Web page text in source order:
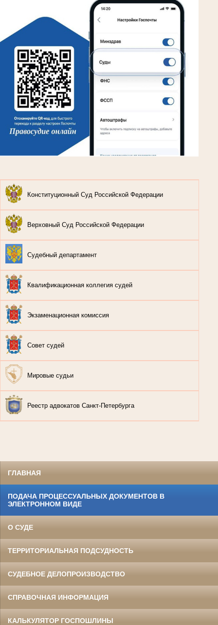
Конституционный Суд Российской Федерации
Верховный Суд Российской Федерации
Судебный департамент
Квалификационная коллегия судей
Экзаменационная комиссия
Совет судей
Мировые судьи
Реестр адвокатов Санкт-Петербурга
ГЛАВНАЯ
ПОДАЧА ПРОЦЕССУАЛЬНЫХ ДОКУМЕНТОВ В
ЭЛЕКТРОННОМ ВИДЕ
О СУДЕ
ТЕРРИТОРИАЛЬНАЯ ПОДСУДНОСТЬ
СУДЕБНОЕ ДЕЛОПРОИЗВОДСТВО
СПРАВОЧНАЯ ИНФОРМАЦИЯ
КАЛЬКУЛЯТОР ГОСПОШЛИНЫ